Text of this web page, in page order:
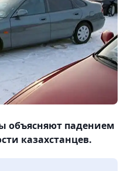
объясняют падением
казахстанцев.